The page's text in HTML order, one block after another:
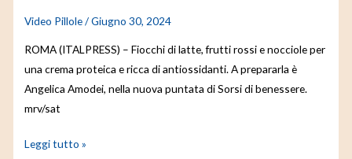
Video Pillole/Giugno 30, 2024
ROMA (ITALPRESS) – Fiocchi di latte, frutti rossi e nocciole per
una crema proteica e ricca di antiossidanti. A prepararla è
Angelica Amodei, nella nuova puntata di Sorsi di benessere.
mrv/sat
Leggi tutto »